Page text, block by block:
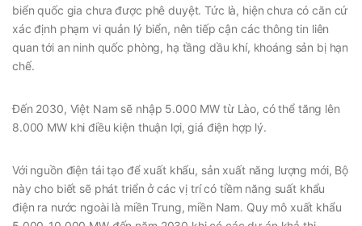
biển quốc gia chưa được phê duyệt. Tức là, hiện chưa có căn cứ
xác định phạm vi quản lý biển, nên tiếp cận các thông tin liên
quan tới an ninh quốc phòng, hạ tầng dầu khí, khoáng sản bị hạn
chế.
Đến 2030, Việt Nam sẽ nhập 5.000 MW từ Lào, có thể tăng lên
8.000 MW khi điều kiện thuận lợi, giá điện hợp lý.
Với nguồn điện tái tạo để xuất khẩu, sản xuất năng lượng mới, Bộ
này cho biết sẽ phát triển ở các vị trí có tiềm năng suất khẩu
điện ra nước ngoài là miền Trung, miền Nam. Quy mô xuất khẩu